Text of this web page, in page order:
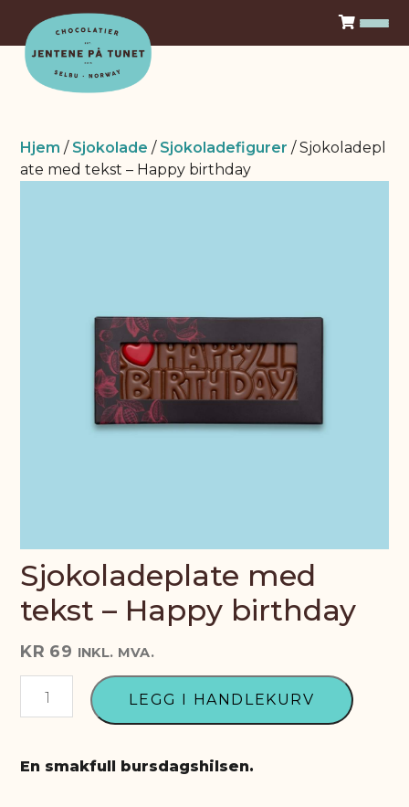
Konfekt
Våre produktserier
Aktiviteter
Vil du jobbe med oss?
Hjem / Sjokolade / Sjokoladefigurer / Sjokoladepl
ate med tekst – Happy birthday
Sjokoladeplate med
tekst – Happy birthday
KR 69 INKL. MVA.
Sjokoladeplate
med
Happy
LEGG I HANDLEKURV
En smakfull bursdagshilsen.